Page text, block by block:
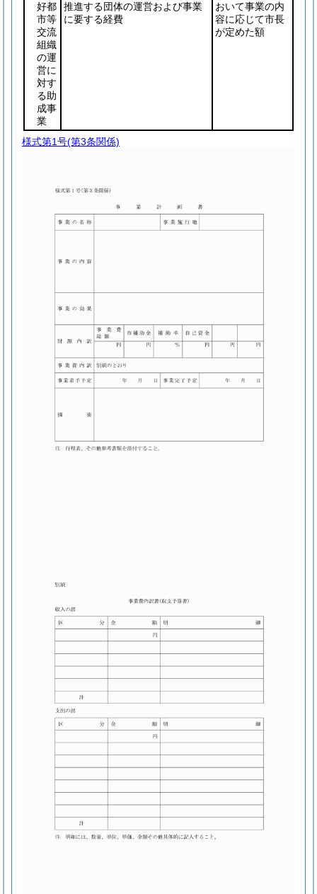
好都
市等
交流
組織
の運
営に
対す
る助
成事
業
推進する団体の運営および事業
に要する経費
おいて事業の内
容に応じて市長
が定めた額
様式第1号(第3条関係)